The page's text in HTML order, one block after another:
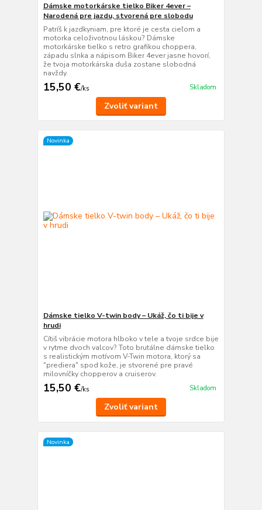
Dámske motorkárske tielko Biker 4ever –
Narodená pre jazdu, stvorená pre slobodu
Patríš k jazdkyniam, pre ktoré je cesta cieľom a
motorka celoživotnou láskou? Dámske
motorkárske tielko s retro grafikou choppera,
západu slnka a nápisom Biker 4ever jasne hovorí,
že tvoja motorkárska duša zostane slobodná
navždy.
15,50 €/ks Skladom
Zvoliť variant
Novinka
Dámske tielko V-twin body – Ukáž, čo ti bije v
hrudi
Cítiš vibrácie motora hlboko v tele a tvoje srdce bije
v rytme dvoch valcov? Toto brutálne dámske tielko
s realistickým motívom V-Twin motora, ktorý sa
"prediera" spod kože, je stvorené pre pravé
milovníčky chopperov a cruiserov.
15,50 €/ks Skladom
Zvoliť variant
Novinka